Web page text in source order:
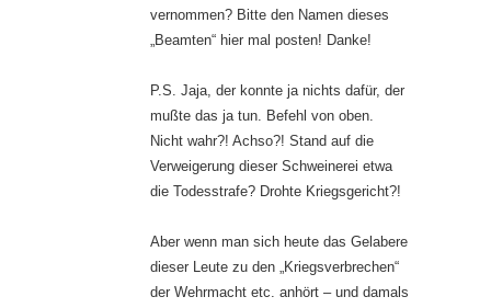
vernommen? Bitte den Namen dieses
„Beamten“ hier mal posten! Danke!
P.S. Jaja, der konnte ja nichts dafür, der
mußte das ja tun. Befehl von oben.
Nicht wahr?! Achso?! Stand auf die
Verweigerung dieser Schweinerei etwa
die Todesstrafe? Drohte Kriegsgericht?!
Aber wenn man sich heute das Gelabere
dieser Leute zu den „Kriegsverbrechen“
der Wehrmacht etc. anhört – und damals